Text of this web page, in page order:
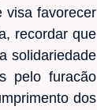
visa favorecer
recordar que
solidariedade
pelo furacão
dos